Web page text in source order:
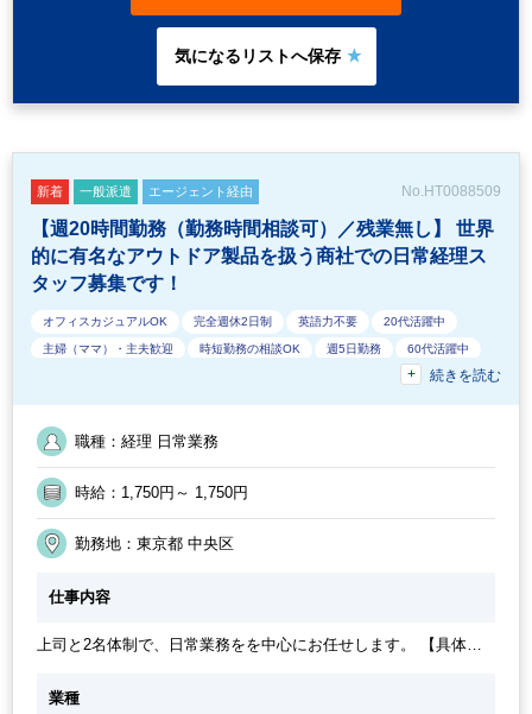
新着 一般派遣 エージェント経由 No.HT0088509
【週20時間勤務（勤務時間相談可）／残業無し】 世界
的に有名なアウトドア製品を扱う商社での日常経理ス
タッフ募集です！
オフィスカジュアルOK 完全週休2日制 英語力不要 20代活躍中
主婦（ママ）・主夫歓迎 時短勤務の相談OK 週5日勤務 60代活躍中
ルーティンワークがメイン
社内システム等のOJT 第二新卒応援 交通費支給 残業なし
10時以降出社OK
1日7時間未満勤務OK
16時以前退社OK 駅から徒歩5分以内
オフィスが禁煙 その他 朝遅め
続きを読む
職種：経理 日常業務
時給：1,750円～ 1,750円
勤務地：東京都 中央区
仕事内容
上司と2名体制で、日常業務をを中心にお任せします。 【具体的
・月末支払入力、管理補助 ・楽楽精算（社員立替精算）処理 ・
SAP経理補助（グループ会社全体でSAPに移行するため、現在は
業種